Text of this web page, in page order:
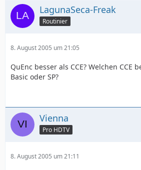
LagunaSeca-Freak
Routinier
8. August 2005 um 21:05
QuEnc besser als CCE? Welchen CCE
Basic oder SP?
Vienna
Pro HDTV
8. August 2005 um 21:11